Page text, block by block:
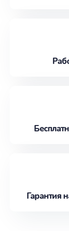
Гарантия